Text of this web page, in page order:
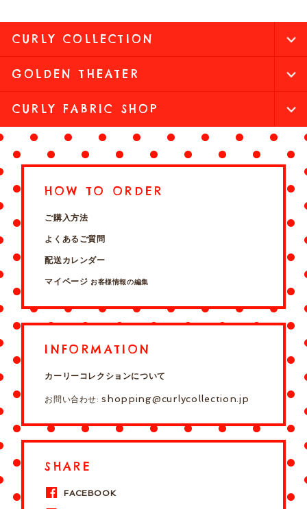
CURLY COLLECTION
GOLDEN THEATER
CURLY FABRIC SHOP
HOW TO ORDER
ご購入方法
よくあるご質問
配送カレンダー
マイページ お客様情報の編集
INFORMATION
カーリーコレクションについて
お問い合わせ:shopping@curlycollection.jp
SHARE
FACEBOOK